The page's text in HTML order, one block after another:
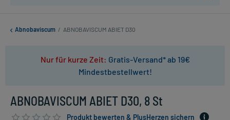
Abnobaviscum / ABNOBAVISCUM ABIET D30
Nur für kurze Zeit: Gratis-Versand* ab 19€
Mindestbestellwert!
ABNOBAVISCUM ABIET D30, 8 St
Produkt bewerten & PlusHerzen sichern